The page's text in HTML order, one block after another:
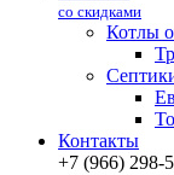
со скидками
Котлы
Контакты
+7 (966) 298-